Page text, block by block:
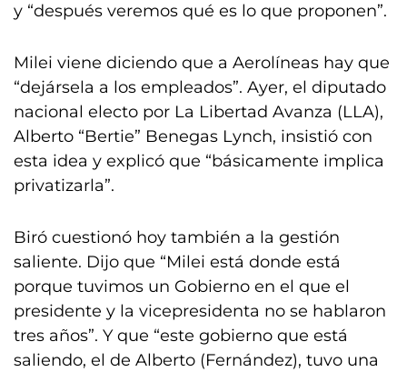
y “después veremos qué es lo que proponen”.
Milei viene diciendo que a Aerolíneas hay que
“dejársela a los empleados”. Ayer, el diputado
nacional electo por La Libertad Avanza (LLA),
Alberto “Bertie” Benegas Lynch, insistió con
esta idea y explicó que “básicamente implica
privatizarla”.
Biró cuestionó hoy también a la gestión
saliente. Dijo que “Milei está donde está
porque tuvimos un Gobierno en el que el
presidente y la vicepresidenta no se hablaron
tres años”. Y que “este gobierno que está
saliendo, el de Alberto (Fernández), tuvo una